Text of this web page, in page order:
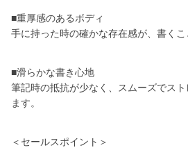
■重厚感のあるボディ
手に持った時の確かな存在感が、書くこ
■滑らかな書き心地
筆記時の抵抗が少なく、スムーズでス
ます。
＜セールスポイント＞